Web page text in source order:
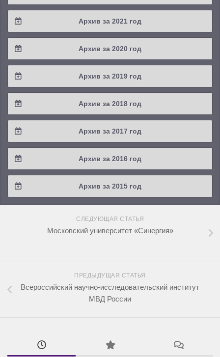
2024 / #1
2023 / #3
2023 / #1
2022 / #4
2022 / #3
2022 / #1
Архив за 2021 год
2021 / #4
2021 / #3
2021 / #1
Архив за 2020 год
2020 / #4
2020 / #3
2020 / #1
Архив за 2019 год
2019 / #4
2019 / #3
2019 / #1
Архив за 2018 год
2018 / #4
2018 / #3
2018 / #1
Архив за 2017 год
2017 / #4
2017 / #3
2017 / #1
Архив за 2016 год
2016 / #4
2016 / #3
2016 / #2
Архив за 2015 год
2015 / #3
СЛЕДУЮЩАЯ СТАТЬЯ
Московский университет «Синергия»
ПРЕДЫДУЩАЯ СТАТЬЯ
Всероссийский научно-исследовательский институт
МВД России